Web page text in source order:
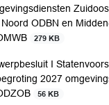
Noord ODBN en
279 KB
I
2027
56 KB